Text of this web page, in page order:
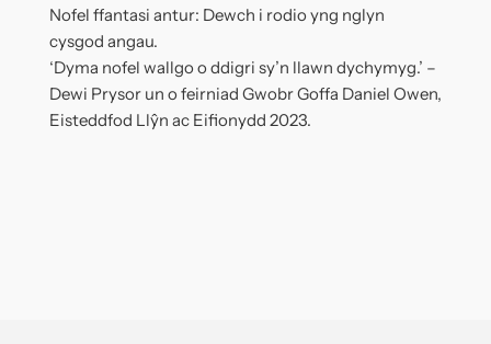
Nofel ffantasi antur: Dewch i rodio yng nglyn
cysgod angau.
‘Dyma nofel wallgo o ddigri sy’n llawn dychymyg.’ –
Dewi Prysor un o feirniad Gwobr Goffa Daniel Owen,
Eisteddfod Llŷn ac Eifionydd 2023.